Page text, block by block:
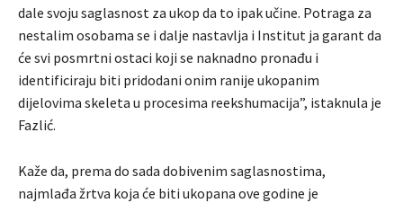
dale svoju saglasnost za ukop da to ipak učine. Potraga za
nestalim osobama se i dalje nastavlja i Institut ja garant da
će svi posmrtni ostaci koji se naknadno pronađu i
identificiraju biti pridodani onim ranije ukopanim
dijelovima skeleta u procesima reekshumacija”, istaknula je
Fazlić.
Kaže da, prema do sada dobivenim saglasnostima,
najmlađa žrtva koja će biti ukopana ove godine je